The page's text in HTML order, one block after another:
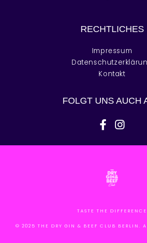
RECHTLICHES
Impressum
Kontakt
FOLGT UNS AUCH
TASTE THE DIFFERENCE
© 2025 THE DRY GIN & BEEF CLUB BERLIN.